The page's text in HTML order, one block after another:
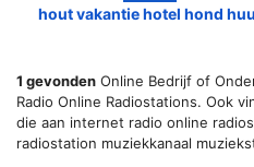
hout vakantie hotel hond
1 gevonden Online Bedrijf of
Radio Online Radiostations. Ook
die aan internet radio online
radiostation muziekkanaal